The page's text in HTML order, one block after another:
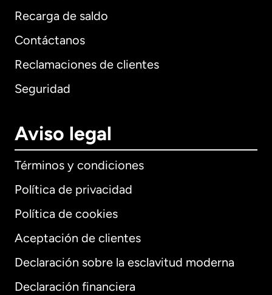
Recarga de saldo
Contáctanos
Reclamaciones de clientes
Seguridad
Aviso legal
Términos y condiciones
Política de privacidad
Política de cookies
Aceptación de clientes
Declaración sobre la esclavitud moderna
Declaración financiera
Internacional English